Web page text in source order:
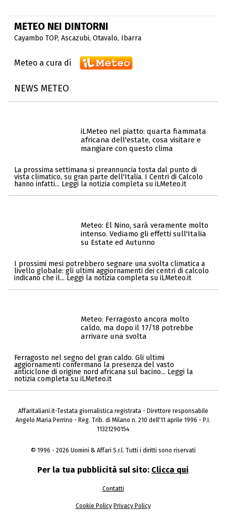
METEO NEI DINTORNI
Cayambo TOP, Ascazubi, Otavalo, Ibarra
Meteo a cura di
NEWS METEO
iLMeteo nel piatto: quarta fiammata
africana dell'estate, cosa visitare e
mangiare con questo clima
La prossima settimana si preannuncia tosta dal punto di
vista climatico, su gran parte dell'Italia. I Centri di Calcolo
hanno infatti... Leggi la notizia completa su iLMeteo.it
Meteo: El Nino, sarà veramente molto
intenso. Vediamo gli effetti sull'Italia
su Estate ed Autunno
I prossimi mesi potrebbero segnare una svolta climatica a
livello globale: gli ultimi aggiornamenti dei centri di calcolo
indicano che il... Leggi la notizia completa su iLMeteo.it
Meteo: Ferragosto ancora molto
caldo, ma dopo il 17/18 potrebbe
arrivare una svolta
Ferragosto nel segno del gran caldo. Gli ultimi
aggiornamenti confermano la presenza del vasto
anticiclone di origine nord africana sul bacino... Leggi la
notizia completa su iLMeteo.it
Affaritaliani.it-Testata giornalistica registrata - Direttore responsabile
Angelo Maria Perrino - Reg. Trib. di Milano n. 210 dell'11 aprile 1996 - P.I.
11321290154
© 1996 - 2026 Uomini & Affari S.r.l. Tutti i diritti sono riservati
Per la tua pubblicità sul sito: Clicca qui
Contatti
Cookie Policy Privacy Policy